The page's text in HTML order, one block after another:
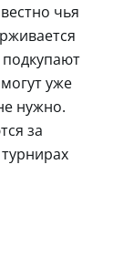
чья
уже
нужно.
за